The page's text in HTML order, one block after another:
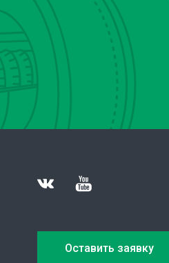
Оставить заявку